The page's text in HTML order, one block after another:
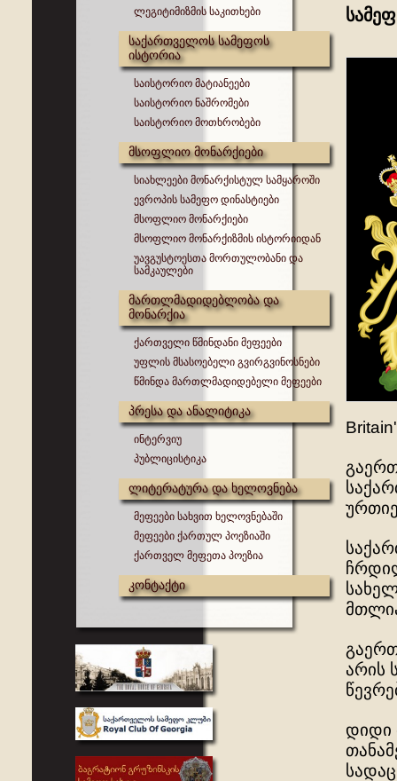
ლეგიტიმიზმის საკითხები
საქართველოს სამეფოს
ისტორია
საისტორიო მატიანეები
საისტორიო ნაშრომები
საისტორიო მოთხრობები
მსოფლიო მონარქიები
სიახლეები მონარქისტულ სამყაროში
ევროპის სამეფო დინასტიები
მსოფლიო მონარქიები
მსოფლიო მონარქიზმის ისტორიიდან
უავგუსტოესთა მორთულობანი და
სამკაულები
მართლმადიდებლობა და
მონარქია
ქართველი წმინდანი მეფეები
უფლის მსასოებელი გვირგვინოსნები
წმინდა მართლმადიდებელი მეფეები
პრესა და ანალიტიკა
ინტერვიუ
პუბლიცისტიკა
ლიტერატურა და ხელოვნება
მეფეები სახვით ხელოვნებაში
მეფეები ქართულ პოეზიაში
ქართველ მეფეთა პოეზია
კონტაქტი
არის
დიდი